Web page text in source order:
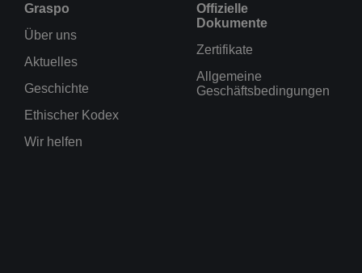
Graspo
Über uns
Aktuelles
Geschichte
Ethischer Kodex
Wir helfen
Offizielle
Dokumente
Zertifikate
Allgemeine
Geschäftsbedingungen